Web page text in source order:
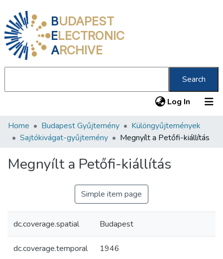
BUDAPEST
ELECTRONIC
ARCHIVE
Search
Log In (current)
Communities & Collections
Statistics
Home Budapest Gyűjtemény
Különgyűjtemények
Sajtókivágat-gyűjtemény
Megnyílt a Petőfi-kiállítás
Megnyílt a Petőfi-kiállítás
Simple item page
dc.coverage.spatial Budapest
dc.coverage.temporal 1946